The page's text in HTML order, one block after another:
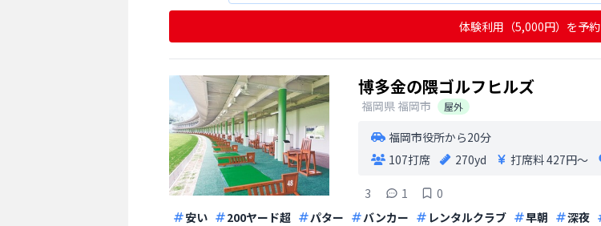
思えませんでした。また、駅から少し遠めなので
体験利用（5,000円）を予約
博多金の隈ゴルフヒルズ
福岡県 福岡市 屋外
福岡市役所から20分
107打席
270yd 打席料427円〜
3 1
0
安い
200ヤード超 パター バンカー レンタルクラブ 早朝 深夜